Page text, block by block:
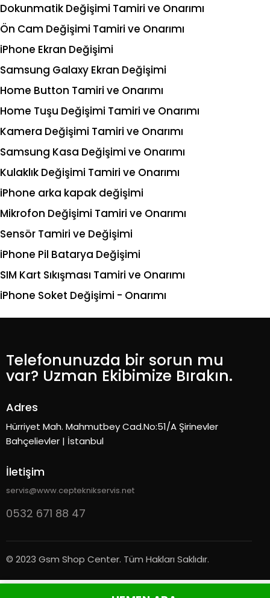
Dokunmatik Değişimi Tamiri ve Onarımı
Ön Cam Değişimi Tamiri ve Onarımı
iPhone Ekran Değişimi
Samsung Galaxy Ekran Değişimi
Home Button Tamiri ve Onarımı
Home Tuşu Değişimi Tamiri ve Onarımı
Kamera Değişimi Tamiri ve Onarımı
Samsung Kasa Değişimi ve Onarımı
Kulaklık Değişimi Tamiri ve Onarımı
iPhone arka kapak değişimi
Mikrofon Değişimi Tamiri ve Onarımı
Sensör Tamiri ve Değişimi
iPhone Pil Batarya Değişimi
SIM Kart Sıkışması Tamiri ve Onarımı
iPhone Soket Değişimi - Onarımı
Telefonunuzda bir sorun mu
var? Uzman Ekibimize Bırakın.
Adres
Hürriyet Mah. Mahmutbey Cad.No:51/A Şirinevler
Bahçelievler | İstanbul
İletişim
servis@www.cepteknikservis.net
0532 671 88 47
© 2023 Gsm Shop Center. Tüm Hakları Saklıdır.